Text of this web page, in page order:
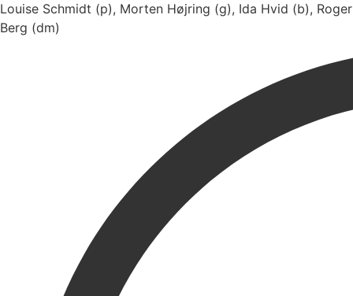
Louise Schmidt (p), Morten Højring (g), Ida Hvid (b), Roger
Berg (dm)